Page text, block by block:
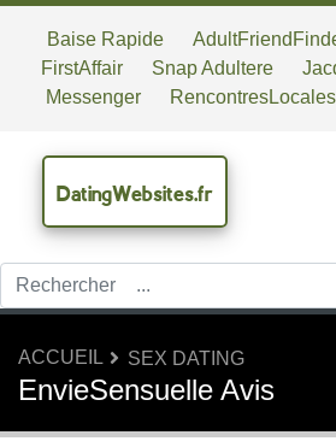
Baise Rapide
FirstAffair
Snap Adultere
Messenger
RencontresLocales
DatingWebsites.fr
ACCUEIL SEX DATING
EnvieSensuelle Avis